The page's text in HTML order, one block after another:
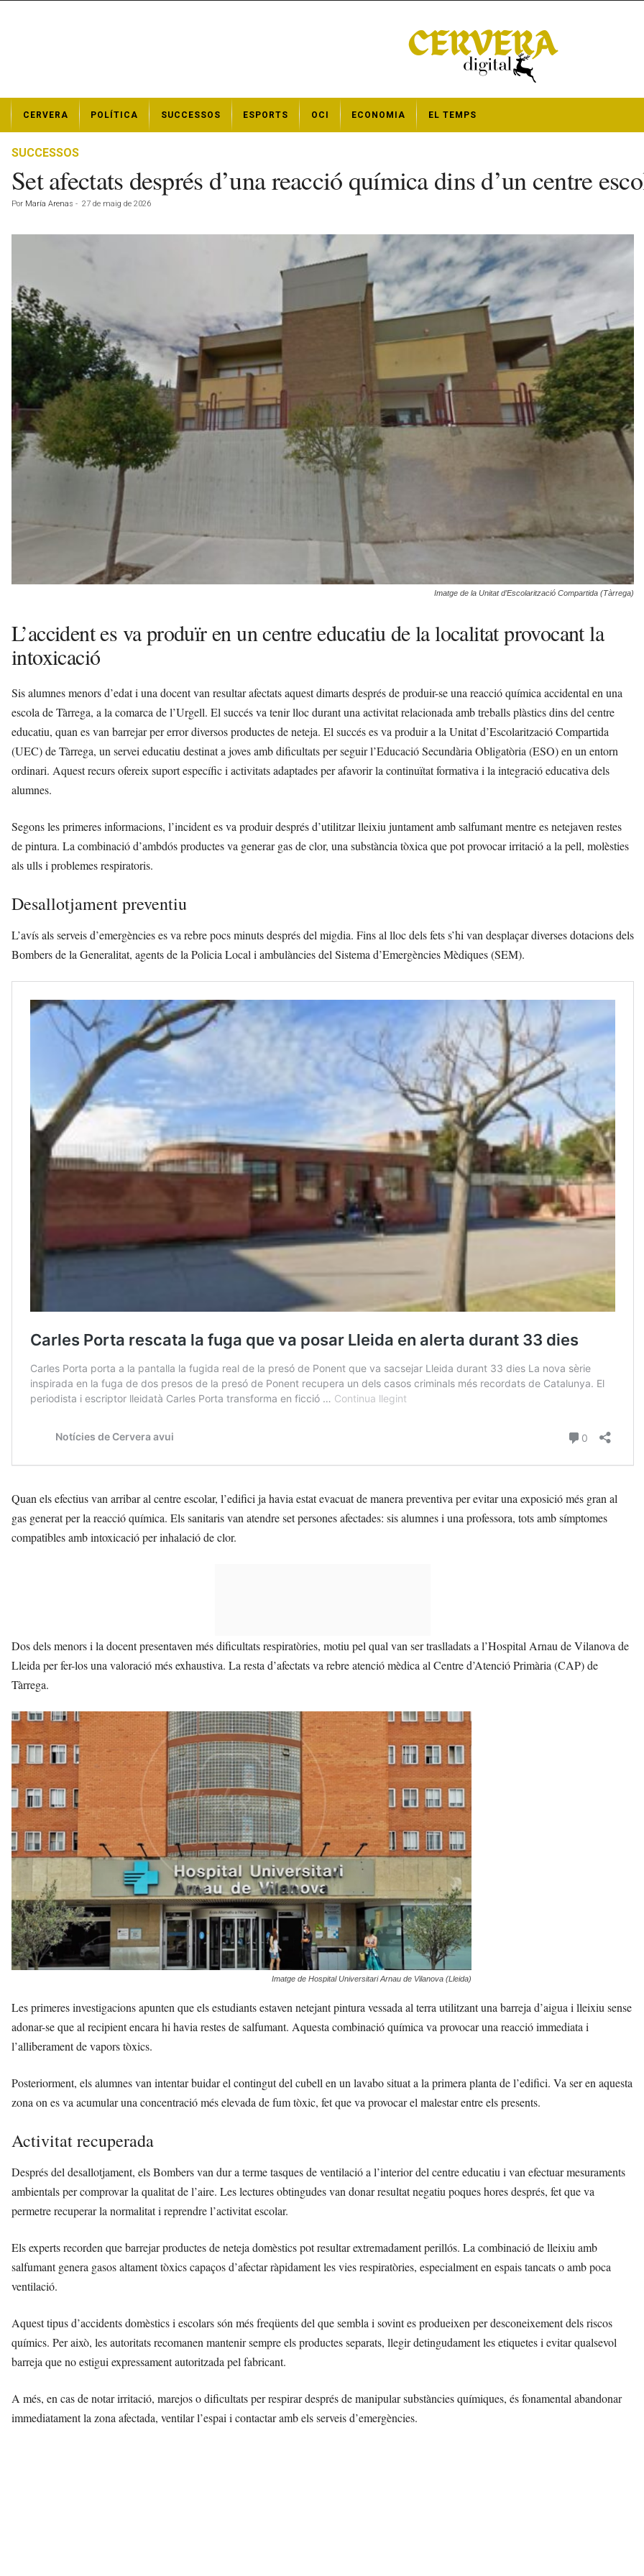
t
CERVERA POLÍTICA SUCCESSOS ESPORTS OCI ECONOMIA EL TEMPS
SUCCESSOS
Set afectats després d’una reacció química dins d’un centre
Por María Arenas - 27 de maig de 2026
Imatge de la Unitat d’Escolarització Compartida (Tàrrega)
L’accident es va produïr en un centre educatiu de la localitat provocant la
intoxicació
Sis alumnes menors d’edat i una docent van resultar afectats aquest dimarts després de produir-se una reacció química accidental en una
escola de Tàrrega, a la comarca de l’Urgell. El succés va tenir lloc durant una activitat relacionada amb treballs plàstics dins del centre
educatiu, quan es van barrejar per error diversos productes de neteja. El succés es va produir a la Unitat d’Escolarització Compartida
(UEC) de Tàrrega, un servei educatiu destinat a joves amb dificultats per seguir l’Educació Secundària Obligatòria (ESO) en un entorn
ordinari. Aquest recurs ofereix suport específic i activitats adaptades per afavorir la continuïtat formativa i la integració educativa dels
alumnes.
Segons les primeres informacions, l’incident es va produir després d’utilitzar lleixiu juntament amb salfumant mentre es netejaven restes
de pintura. La combinació d’ambdós productes va generar gas de clor, una substància tòxica que pot provocar irritació a la pell, molèsties
als ulls i problemes respiratoris.
Desallotjament preventiu
L’avís als serveis d’emergències es va rebre pocs minuts després del migdia. Fins al lloc dels fets s’hi van desplaçar diverses dotacions dels
Bombers de la Generalitat, agents de la Policia Local i ambulàncies del Sistema d’Emergències Mèdiques (SEM).
Quan els efectius van arribar al centre escolar, l’edifici ja havia estat evacuat de manera preventiva per evitar una exposició més gran al
gas generat per la reacció química. Els sanitaris van atendre set persones afectades: sis alumnes i una professora, tots amb símptomes
compatibles amb intoxicació per inhalació de clor.
Dos dels menors i la docent presentaven més dificultats respiratòries, motiu pel qual van ser traslladats a l’Hospital Arnau de Vilanova de
Lleida per fer-los una valoració més exhaustiva. La resta d’afectats va rebre atenció mèdica al Centre d’Atenció Primària (CAP) de
Tàrrega.
Imatge de Hospital Universitari Arnau de Vilanova (Lleida)
Les primeres investigacions apunten que els estudiants estaven netejant pintura vessada al terra utilitzant una barreja d’aigua i lleixiu sense
adonar-se que al recipient encara hi havia restes de salfumant. Aquesta combinació química va provocar una reacció immediata i
l’alliberament de vapors tòxics.
Posteriorment, els alumnes van intentar buidar el contingut del cubell en un lavabo situat a la primera planta de l’edifici. Va ser en aquesta
zona on es va acumular una concentració més elevada de fum tòxic, fet que va provocar el malestar entre els presents.
Activitat recuperada
Després del desallotjament, els Bombers van dur a terme tasques de ventilació a l’interior del centre educatiu i van efectuar mesuraments
ambientals per comprovar la qualitat de l’aire. Les lectures obtingudes van donar resultat negatiu poques hores després, fet que va
permetre recuperar la normalitat i reprendre l’activitat escolar.
Els experts recorden que barrejar productes de neteja domèstics pot resultar extremadament perillós. La combinació de lleixiu amb
salfumant genera gasos altament tòxics capaços d’afectar ràpidament les vies respiratòries, especialment en espais tancats o amb poca
ventilació.
Aquest tipus d’accidents domèstics i escolars són més freqüents del que sembla i sovint es produeixen per desconeixement dels riscos
químics. Per això, les autoritats recomanen mantenir sempre els productes separats, llegir detingudament les etiquetes i evitar qualsevol
barreja que no estigui expressament autoritzada pel fabricant.
A més, en cas de notar irritació, marejos o dificultats per respirar després de manipular substàncies químiques, és fonamental abandonar
immediatament la zona afectada, ventilar l’espai i contactar amb els serveis d’emergències.